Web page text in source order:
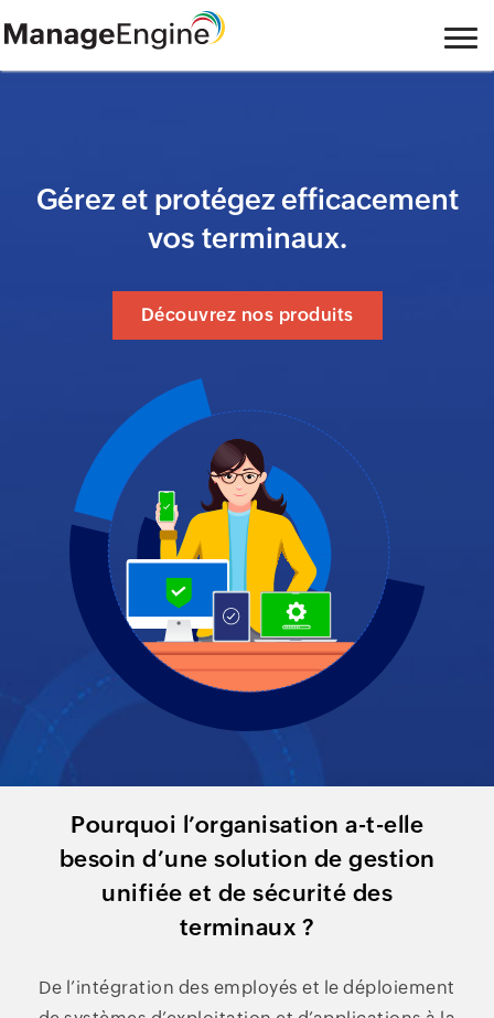
Gérez et protégez efficacement
vos terminaux.
Découvrez nos produits
Pourquoi l’organisation a-t-elle
besoin d’une solution de gestion
unifiée et de sécurité des
terminaux ?
De l’intégration des employés et le déploiement